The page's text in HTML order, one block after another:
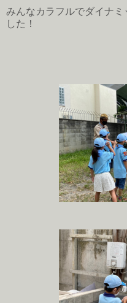
みんなカラフルでダイナ
した！